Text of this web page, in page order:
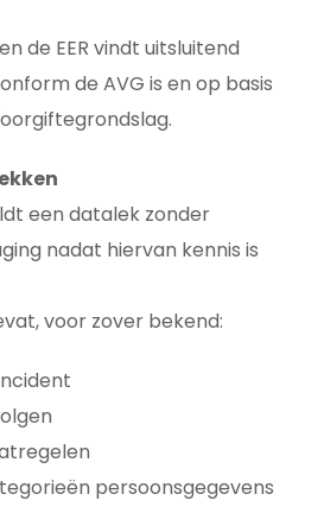
de EER vindt uitsluitend
de AVG is en op basis
een datalek zonder
nadat hiervan kennis is
voor zover bekend:
persoonsgegevens